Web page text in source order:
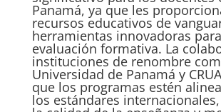
Panamá, ya que les
recursos educativos de
herramientas innovadoras
evaluación formativa. La
instituciones de renombre
Universidad de Panamá y
que los programas estén
los estándares